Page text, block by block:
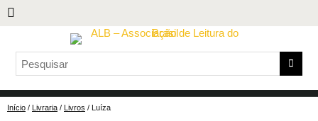
Início / Livraria / Livros / Luíza